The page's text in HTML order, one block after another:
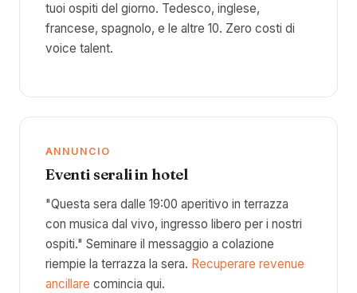
tuoi ospiti del giorno. Tedesco, inglese,
francese, spagnolo, e le altre 10. Zero costi di
voice talent.
ANNUNCIO
Eventi serali in hotel
"Questa sera dalle 19:00 aperitivo in terrazza
con musica dal vivo, ingresso libero per i nostri
ospiti." Seminare il messaggio a colazione
riempie la terrazza la sera. Recuperare revenue
ancillare comincia qui.